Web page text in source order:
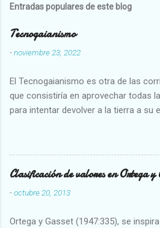
Entradas populares de este blog
Tecnogaianismo
-noviembre 23, 2022
El Tecnogaianismo es otra de las
que consistiría en aprovechar todas
para intentar devolver a la tierra a su
Clasificación de valores en Ortega y
-octubre 20, 2013
Ortega y Gasset (1947:335), se